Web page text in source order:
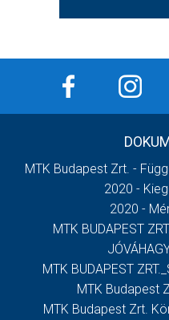
MTK Budapest Zrt. -
2020 -
2020 -
MTK BUDAPEST
MTK BUDAPEST
MTK Budapest
MTK Budapest Zrt.